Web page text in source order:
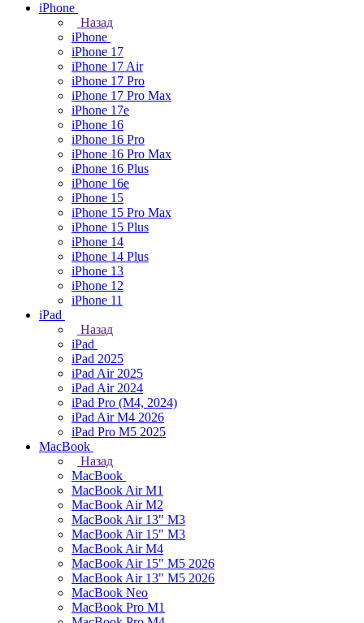
iPhone
Назад
iPhone
iPhone 17
iPhone 17 Air
iPhone 17 Pro
iPhone 17 Pro Max
iPhone 17e
iPhone 16
iPhone 16 Pro
iPhone 16 Pro Max
iPhone 16 Plus
iPhone 16e
iPhone 15
iPhone 15 Pro Max
iPhone 15 Plus
iPhone 14
iPhone 14 Plus
iPhone 13
iPhone 12
iPhone 11
iPad
Назад
iPad
iPad 2025
iPad Air 2025
iPad Air 2024
iPad Pro (M4, 2024)
iPad Air M4 2026
iPad Pro M5 2025
MacBook
Назад
MacBook
MacBook Air M1
MacBook Air M2
MacBook Air 13" M3
MacBook Air 15" M3
MacBook Air M4
MacBook Air 15" М5 2026
MacBook Air 13" М5 2026
MacBook Neo
MacBook Pro M1